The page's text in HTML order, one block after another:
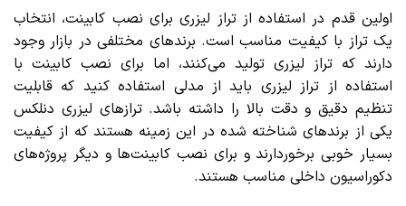
اولین قدم در استفاده از تراز لیزری برای نصب کابینت، انتخاب
یک تراز با کیفیت مناسب است. برندهای مختلفی در بازار وجود
دارند که تراز لیزری تولید می‌کنند، اما برای نصب کابینت با
استفاده از تراز لیزری باید از مدلی استفاده کنید که قابلیت
تنظیم دقیق و دقت بالا را داشته باشد. ترازهای لیزری دنلکس
یکی از برندهای شناخته شده در این زمینه هستند که از کیفیت
بسیار خوبی برخوردارند و برای نصب کابینت‌ها و دیگر پروژه‌های
دکوراسیون داخلی مناسب هستند.